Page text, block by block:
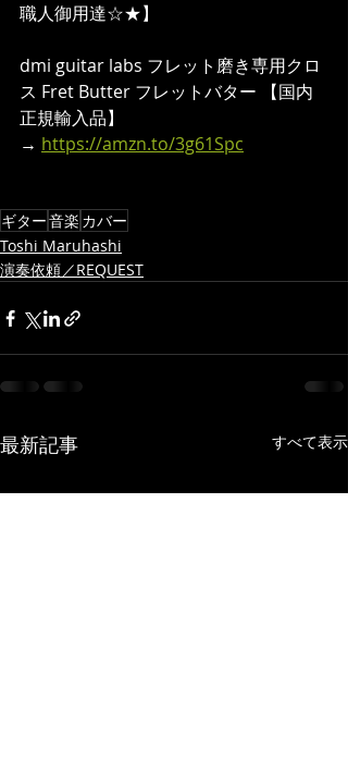
職人御用達☆★】
dmi guitar labs フレット磨き専用クロ
ス Fret Butter フレットバター 【国内
正規輸入品】
→ https://amzn.to/3g61Spc
ギター音楽 カバー
Toshi Maruhashi
演奏依頼／REQUEST
最新記事 すべて表示